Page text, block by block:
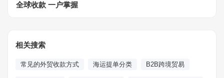
全球收款 一户掌握
相关搜索
常见的外贸收款方式 海运提单分类 B2B跨境贸易